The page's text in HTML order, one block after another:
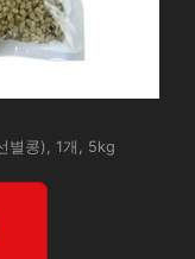
별콩), 1개, 5kg